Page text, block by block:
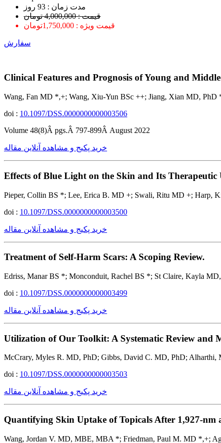
ﻣﺪﺕ ﺯﻣﺎﻥ : 93 ﺭﻭﺯ
قیمت : 4,000,000 تومان
قیمت ویژه : 1,750,000تومان
سفارش
Clinical Features and Prognosis of Young and
Wang, Fan MD *,+; Wang, Xiu-Yun BSc ++; Jiang, Xian MD, PhD
doi : 10.1097/DSS.0000000000003506
Volume 48(8)Â pgs.Â 797-899Â August 2022
خرید پکیج و مشاهده آنلاین مقاله
Effects of Blue Light on the Skin and Its
Pieper, Collin BS *; Lee, Erica B. MD +; Swali, Ritu MD +; Harp,
doi : 10.1097/DSS.0000000000003500
خرید پکیج و مشاهده آنلاین مقاله
Treatment of Self-Harm Scars: A Scoping Review.
Edriss, Manar BS *; Monconduit, Rachel BS *; St Claire, Kayla
doi : 10.1097/DSS.0000000000003499
خرید پکیج و مشاهده آنلاین مقاله
Utilization of Our Toolkit: A Systematic Review and
McCrary, Myles R. MD, PhD; Gibbs, David C. MD, PhD;
doi : 10.1097/DSS.0000000000003503
خرید پکیج و مشاهده آنلاین مقاله
Quantifying Skin Uptake of Topicals After 1,927-
Wang, Jordan V. MD, MBE, MBA *; Friedman, Paul M. MD *,+;